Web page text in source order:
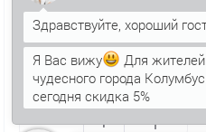
в наличии
Я Вас вижу
Для жителей
чудесного города Колумбус
сегодня скидка 5%